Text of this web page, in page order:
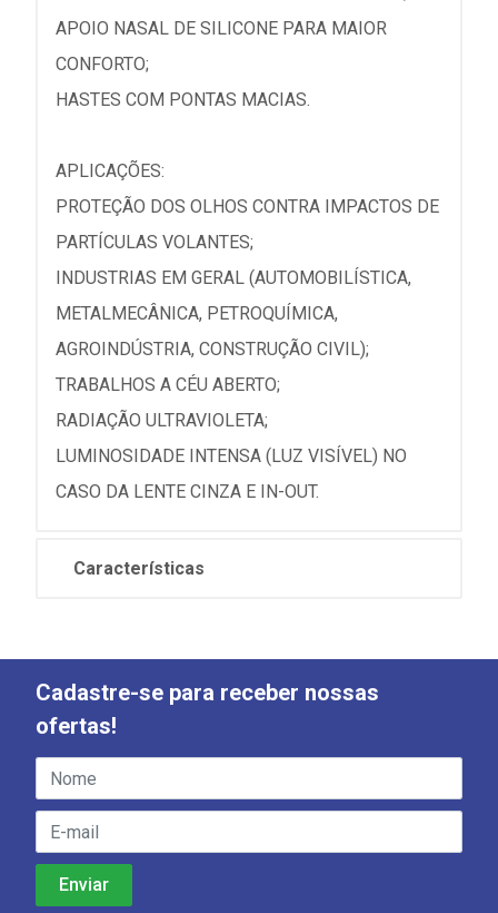
APOIO NASAL DE SILICONE PARA MAIOR
CONFORTO;
HASTES COM PONTAS MACIAS.
APLICAÇÕES:
PROTEÇÃO DOS OLHOS CONTRA IMPACTOS DE
PARTÍCULAS VOLANTES;
INDUSTRIAS EM GERAL (AUTOMOBILÍSTICA,
METALMECÂNICA, PETROQUÍMICA,
AGROINDÚSTRIA, CONSTRUÇÃO CIVIL);
TRABALHOS A CÉU ABERTO;
RADIAÇÃO ULTRAVIOLETA;
LUMINOSIDADE INTENSA (LUZ VISÍVEL) NO
CASO DA LENTE CINZA E IN-OUT.
Características
Cadastre-se para receber nossas
ofertas!